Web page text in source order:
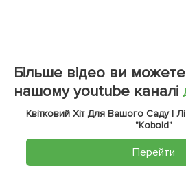
Більше відео ви
нашому youtube каналі
Квітковий Хіт Для Вашого Саду |
"Kobold"
Перейти